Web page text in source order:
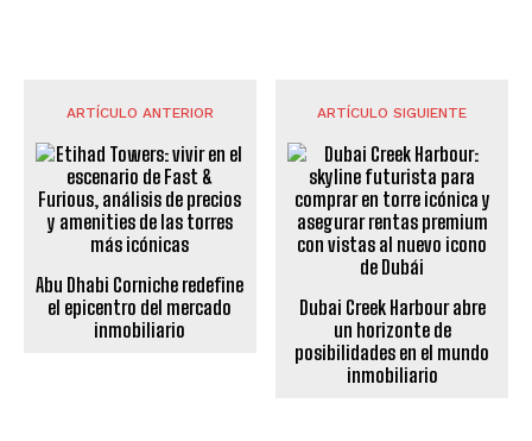
ARTÍCULO ANTERIOR
Abu Dhabi Corniche redefine
el epicentro del mercado
inmobiliario
ARTÍCULO SIGUIENTE
Dubai Creek Harbour abre
un horizonte de
posibilidades en el mundo
inmobiliario